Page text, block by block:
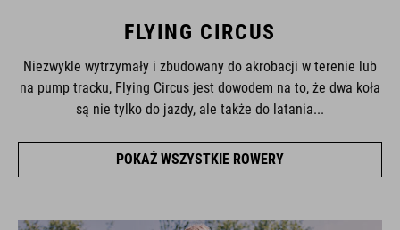
FLYING CIRCUS
Niezwykle wytrzymały i zbudowany do akrobacji w terenie lub
na pump tracku, Flying Circus jest dowodem na to, że dwa koła
są nie tylko do jazdy, ale także do latania...
POKAŻ WSZYSTKIE ROWERY